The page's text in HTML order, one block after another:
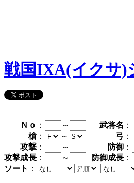
戦国IXA(イクサ)
Ｎｏ ： ～ 武将名 ：
槍 ： ～ 弓 ：
攻撃 ： ～ 防御 ：
攻撃成長 ： ～ 防御成長 ：
ソート ：